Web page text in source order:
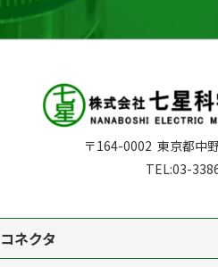
〒164-0002 東京都中
TEL:03-
コネクタ